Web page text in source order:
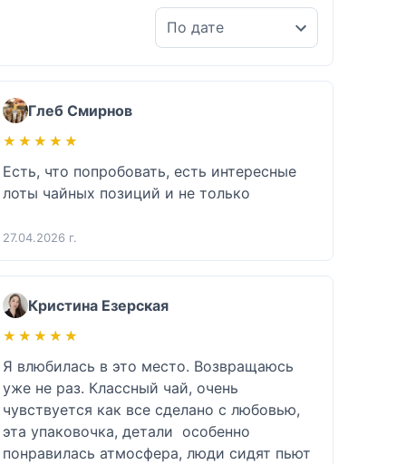
Глеб Смирнов
★★★★★
★★★★★
Есть, что попробовать, есть интересные
лоты чайных позиций и не только
27.04.2026 г.
Кристина Езерская
★★★★★
★★★★★
Я влюбилась в это место. Возвращаюсь
уже не раз. Классный чай, очень
чувствуется как все сделано с любовью,
эта упаковочка, детали  особенно
понравилась атмосфера, люди сидят пьют